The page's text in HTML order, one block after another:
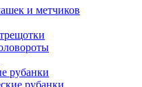
и метчиков
рубанки
рубанки